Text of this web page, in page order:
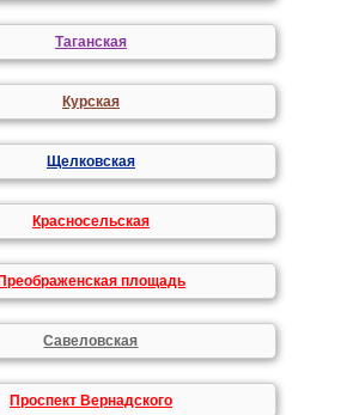
Таганская
Курская
Щелковская
Красносельская
Преображенская площадь
Савеловская
Проспект Вернадского